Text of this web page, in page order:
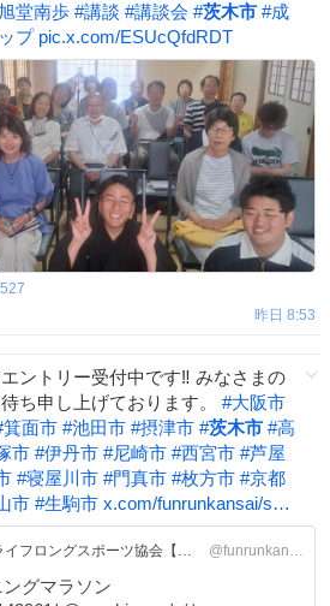
堂南歩 #講談 #講談会 #茨木市 #成
プ pic.x.com/ESUcQfdRDT
昨日 8:53
ントリー受付中です‼️ みなさまの
ち申し上げております。 #大阪市
箕面市 #池田市 #摂津市 #茨木市 #高
市 #伊丹市 #尼崎市 #西宮市 #芦屋
#寝屋川市 #門真市 #枚方市 #京都
市 #生駒市 x.com/funrunkansai/s…
NPO法人日本ライフロングスポーツ協会【公式】 @funrunkansai
グマラソン